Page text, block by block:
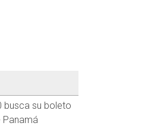
busca su boleto
Panamá